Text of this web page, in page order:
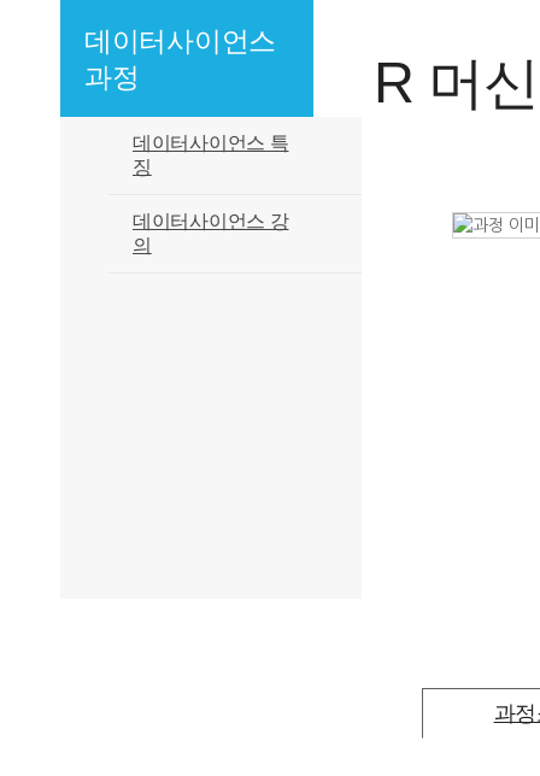
데이터사이언스
과정
데이터사이언스 특
징
데이터사이언스 강
의
R 머
과